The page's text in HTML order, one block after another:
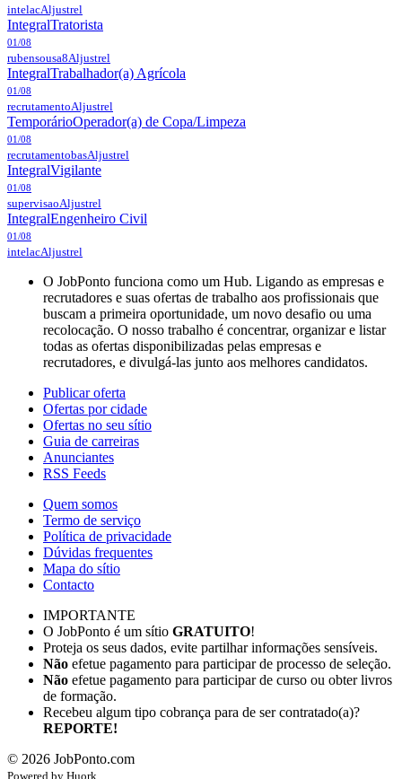
intelacAljustrel
IntegralTratorista
01/08
rubensousa8Aljustrel
IntegralTrabalhador(a) Agrícola
01/08
recrutamentoAljustrel
TemporárioOperador(a) de Copa/Limpeza
01/08
recrutamentobasAljustrel
IntegralVigilante
01/08
supervisaoAljustrel
IntegralEngenheiro Civil
01/08
intelacAljustrel
O JobPonto funciona como um Hub. Ligando as empresas e
recrutadores e suas ofertas de trabalho aos profissionais que
buscam a primeira oportunidade, um novo desafio ou uma
recolocação. O nosso trabalho é concentrar, organizar e listar
todas as ofertas disponibilizadas pelas empresas e
recrutadores, e divulgá-las junto aos melhores candidatos.
Publicar oferta
Ofertas por cidade
Ofertas no seu sítio
Guia de carreiras
Anunciantes
RSS Feeds
Quem somos
Termo de serviço
Política de privacidade
Dúvidas frequentes
Mapa do sítio
Contacto
IMPORTANTE
O JobPonto é um sítio GRATUITO!
Proteja os seus dados, evite partilhar informações sensíveis.
Não efetue pagamento para participar de processo de seleção.
Não efetue pagamento para participar de curso ou obter livros
de formação.
Recebeu algum tipo cobrança para de ser contratado(a)?
REPORTE!
© 2026 JobPonto.com
Powered by Huork